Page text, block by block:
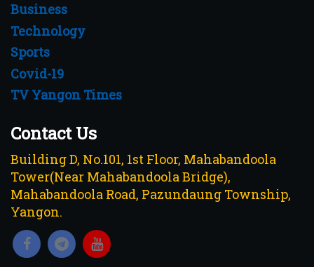
Business
Technology
Sports
Covid-19
TV Yangon Times
Contact Us
Building D, No.101, 1st Floor, Mahabandoola
Tower(Near Mahabandoola Bridge),
Mahabandoola Road, Pazundaung Township,
Yangon.